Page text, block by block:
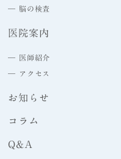
― 脳の検査
医院案内
― 医師紹介
― アクセス
お知らせ
コラム
Q&A